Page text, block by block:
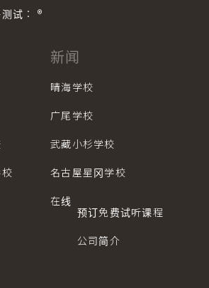
试： ®︎
新闻
晴海学校
广尾学校
武藏小杉学校
名古屋星冈学校
在线
预订免费试听课程
公司简介